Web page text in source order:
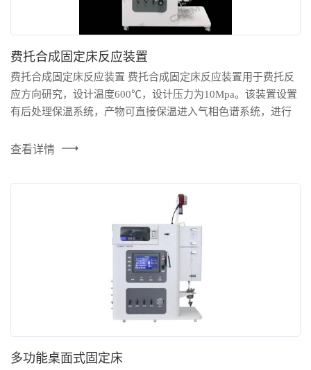
费托合成固定床反应装置
费托合成固定床反应装置 费托合成固定床反应装置用于费托反
应方向研究，设计温度600℃，设计压力为10Mpa。该装置设置
有后处理保温系统，产物可直接保温进入气相色谱系统，进行
便连接气源实现进气压力控制； 2.设计温度600℃，设计压力
物经过背压阀等部件的时候不发...
查看详情
多功能桌面式固定床